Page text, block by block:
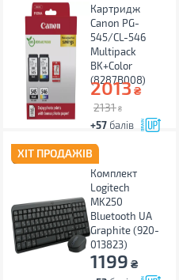
Картридж
Canon PG-
545/CL-546
Multipack
BK+Color
(8287B008)
2013₴
2131 ₴
+57 балів
ХІТ ПРОДАЖІВ
Комплект
Logitech
MK250
Bluetooth UA
Graphite (920-
013823)
1199 ₴